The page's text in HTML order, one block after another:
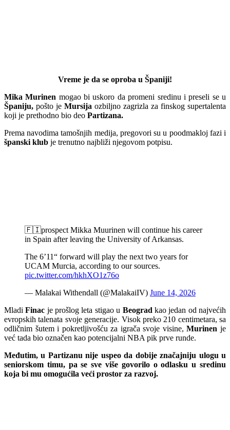
Vreme je da se oproba u Španiji!
Mika Murinen mogao bi uskoro da promeni sredinu i preseli se u
Španiju, pošto je Mursija ozbiljno zagrizla za finskog supertalenta
koji je prethodno bio deo Partizana.
Prema navodima tamošnjih medija, pregovori su u poodmakloj fazi i
španski klub je trenutno najbliži njegovom potpisu.
🇫🇮prospect Mikka Muurinen will continue his career
in Spain after leaving the University of Arkansas.
The 6’11“ forward will play the next two years for
UCAM Murcia, according to our sources.
pic.twitter.com/hkhXO1z76o
— Malakai Withendall (@MalakaiIV) June 14, 2026
MladiFinac je prošlog leta stigao u Beograd kao jedan od najvećih
evropskih talenata svoje generacije. Visok preko 210 centimetara, sa
odličnim šutem i pokretljivošću za igrača svoje visine,Murinen je
već tada bio označen kao potencijalni NBA pik prve runde.
Međutim, u Partizanu nije uspeo da dobije značajniju ulogu u
seniorskom timu, pa se sve više govorilo o odlasku u sredinu
koja bi mu omogućila veći prostor za razvoj.